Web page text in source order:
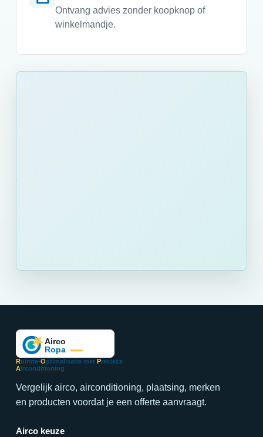
Ontvang advies zonder koopknop of
winkelmandje.
Ruimte-Optimalisatie met Precieze
Airconditioning
Vergelijk airco, airconditioning, plaatsing, merken
en producten voordat je een offerte aanvraagt.
Airco keuze